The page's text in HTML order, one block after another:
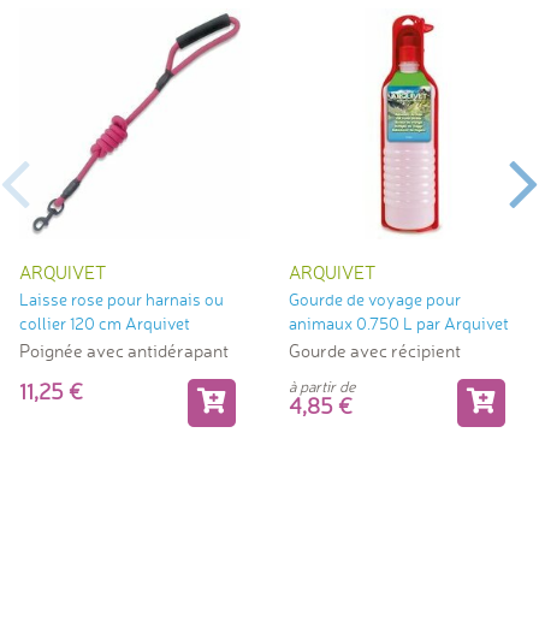
ARQUIVET
Laisse rose pour harnais ou
collier 120 cm Arquivet
Poignée avec antidérapant
11,25
ARQUIVET
Gourde de voyage pour
animaux 0.750 L par Arquivet
Gourde avec récipient
à partir de
4,85